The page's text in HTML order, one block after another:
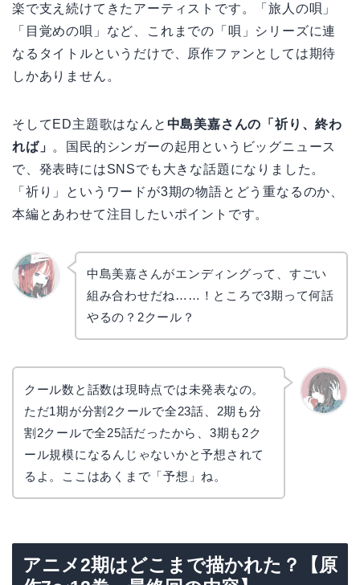
楽で支え続けてきたアーティストです。「旅人の唄」
「目覚めの唄」など、これまでの「唄」シリーズに連
なるタイトルというだけで、原作ファンとしては期待
しかありません。
そしてED主題歌はなんと 中島美嘉さんの「祈り、終わ
れば」 。国民的シンガーの起用というビッグニュース
で、発表時にはSNSでも大きな話題になりました。
「祈り」というワードが3期の物語とどう重なるのか、
本編とあわせて注目したいポイントです。
中島美嘉さんがエンディングって、すごい
組み合わせだね……！ところで3期って何話
やるの？2クール？
クール数と話数は現時点では未発表なの。
ただ1期が分割2クールで全23話、2期も分
割2クールで全25話だったから、3期も2ク
ール規模になるんじゃないかと予想されて
るよ。ここはあくまで「予想」ね。
アニメ2期はどこまで描かれた？【原